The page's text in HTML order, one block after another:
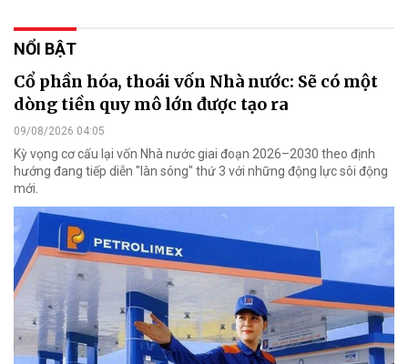
NỔI BẬT
Cổ phần hóa, thoái vốn Nhà nước: Sẽ có một
dòng tiền quy mô lớn được tạo ra
09/08/2026 04:05
Kỳ vọng cơ cấu lại vốn Nhà nước giai đoạn 2026–2030 theo định
hướng đang tiếp diễn "làn sóng" thứ 3 với những động lực sôi động
mới.